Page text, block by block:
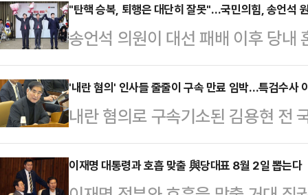
"탄핵 승복, 퇴행은 대단히 잘못"…국민의힘, 송언석
송언석 의원이 대선 패배 이후 당내
자리에 선출됐다. 경북 김천 3선으
분류되지만, 윤석열 전 대통령을 비
보일 것이란 관측이 나온다.국민의
선출하기 위한 의원총회를 소집했
경기 동두천양주연천을) 의원과 송
'내란 혐의' 인사들 줄줄이 구속 만료 임박…특검수
내란 혐의로 구속기소된 김용현 전
에서 재판받게 됐다. 김 전 장관 외
박한 가운데 법조계에선 재판이 오
이재명 대통령과 호흡 맞출 與당대표 8월 2일 뽑는다